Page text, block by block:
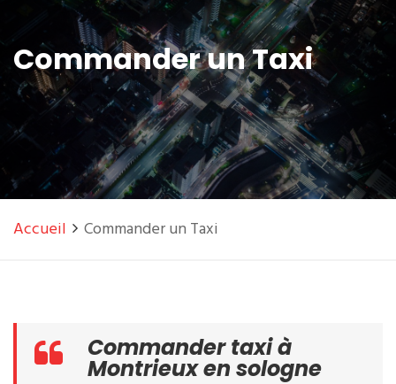
Commander un Taxi
Accueil Commander un Taxi
Commander taxi à
Montrieux en sologne